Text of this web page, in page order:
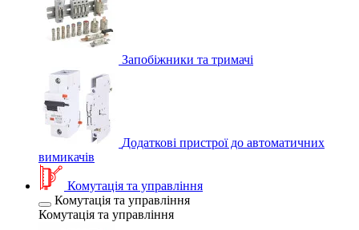
Запобіжники та тримачі
Додаткові пристрої до автоматичних
вимикачів
Комутація та управління
Комутація та управління
Комутація та управління